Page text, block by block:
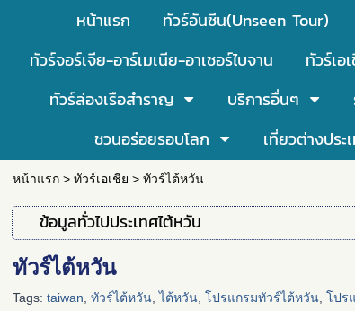
หน้าแรก ทัวร์อันซีน(Unseen Tour)
ทัวร์จอร์เจีย-อาร์เมเนีย-อาเซอร์ไบจาน
ทัวร์เอ
ทัวร์ล่องเรือสำราญ
บริการอื่นๆ
ชวนอร่อยรอบโลก
เที่ยวต่างประ
หน้าแรก> ทัวร์เอเชีย > ทัวร์ไต้หวัน
ข้อมูลทั่วไปประเทศไต้หวัน
ทัวร์ไต้หวัน
Tags: taiwan ทัวร์ไต้หวัน ,ไต้หวัน โปรแกรมทัวร์ไต้หวัน โปร